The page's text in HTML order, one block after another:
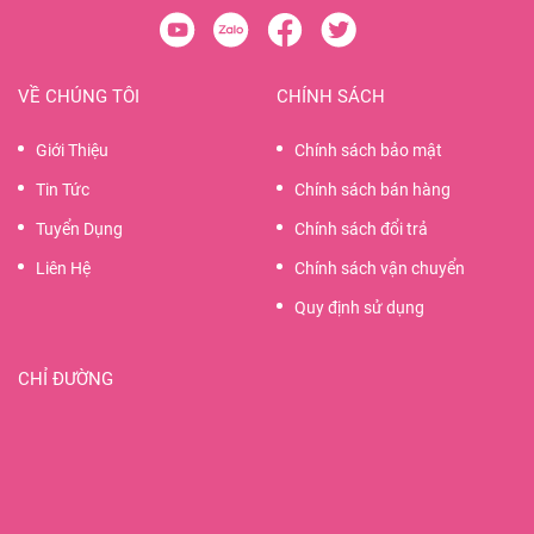
VỀ CHÚNG TÔI
Giới Thiệu
Tin Tức
Tuyển Dụng
Liên Hệ
CHÍNH SÁCH
Chính sách bảo mật
Chính sách bán hàng
Chính sách đổi trả
Chính sách vận chuyển
Quy định sử dụng
CHỈ ĐƯỜNG